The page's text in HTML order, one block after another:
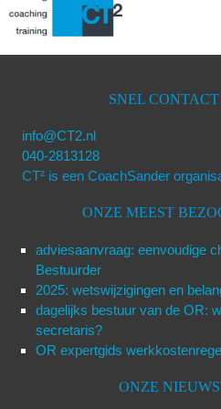
SNEL
info@CT2.nl
040-2813128
CT² is een CoachSander
ONZE MEEST
adviesaanvraag: eenvoudige
Bestuurder
2025: wetswijzigingen en
dagelijks bestuur van de OR:
secretaris?
OR expertgids
ONZE